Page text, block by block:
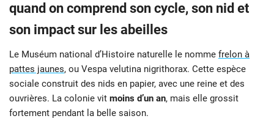
quand on comprend son cycle, son nid et
son impact sur les abeilles
Le Muséum national d’Histoire naturelle le nomme frelon à
pattes jaunes, ou Vespa velutina nigrithorax. Cette espèce
sociale construit des nids en papier, avec une reine et des
ouvrières. La colonie vit moins d’un an, mais elle grossit
fortement pendant la belle saison.